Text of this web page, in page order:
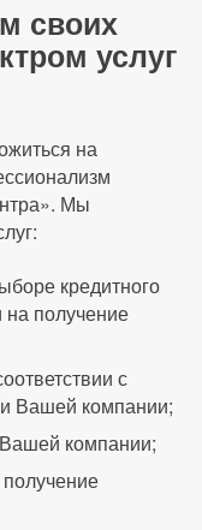
своих
услуг
на
Мы
кредитного
на получение
с
Вашей компании;
компании;